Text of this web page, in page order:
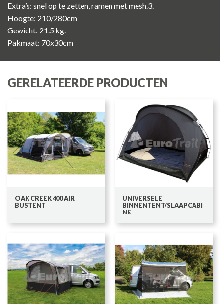
Extra’s: snel op te zetten, ramen met mesh.3.
Hoogte: 210/280cm
Gewicht: 21.5 kg.
Pakmaat: 70x30cm
GERELATEERDE PRODUCTEN
OAK CREEK 400 AIR
BUSTENT
UNIVERSELE
BINNENTENT/SLAAPCABI
NE